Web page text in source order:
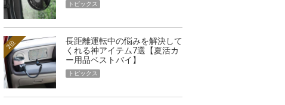
トピックス
長距離運転中の悩みを解決して
くれる神アイテム7選【夏活カ
ー用品ベストバイ】
2位
トピックス